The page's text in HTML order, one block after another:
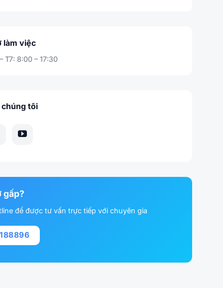
làm việc
T7: 8:00 – 17:30
tôi
gấp?
để được tư vấn trực tiếp với chuyên gia